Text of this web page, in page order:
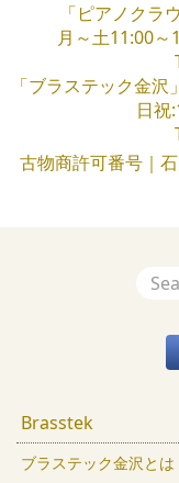
「ピアノクラ
月～土11:00～
「ブラステック金沢」
日祝
古物商許可番号｜
Brasstek
ブラステック金沢とは